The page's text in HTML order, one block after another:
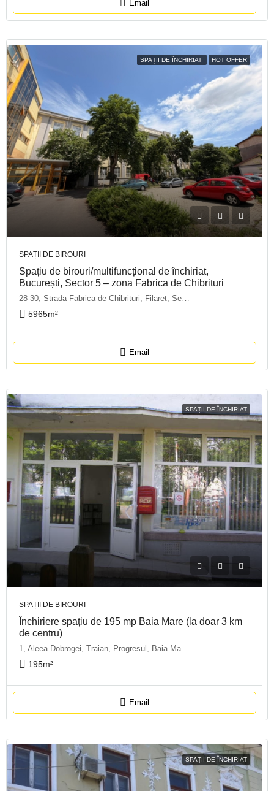
Email
SPAȚII DE ÎNCHIRIAT HOT OFFER
SPAȚII DE BIROURI
Spațiu de birouri/multifuncțional de închiriat,
București, Sector 5 – zona Fabrica de Chibrituri
28-30, Strada Fabrica de Chibrituri, Filaret, Sector 5, Bucharest, 040542, Romania
5965m²
Email
SPAȚII DE ÎNCHIRIAT
SPAȚII DE BIROURI
Închiriere spațiu de 195 mp Baia Mare (la doar 3 km
de centru)
195m²
Email
SPAȚII DE ÎNCHIRIAT